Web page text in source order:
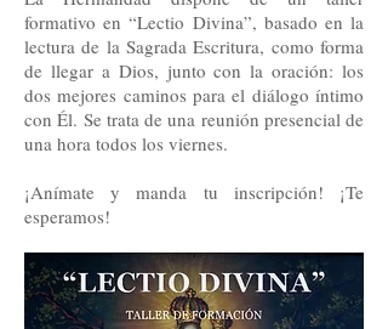
formativo en “Lectio Divina”, basado en la
lectura de la Sagrada Escritura, como forma
de llegar a Dios, junto con la oración: los
dos mejores caminos para el diálogo íntimo
con Él. Se trata de una reunión presencial de
una hora todos los viernes.
¡Anímate y manda tu inscripción! ¡Te
esperamos!